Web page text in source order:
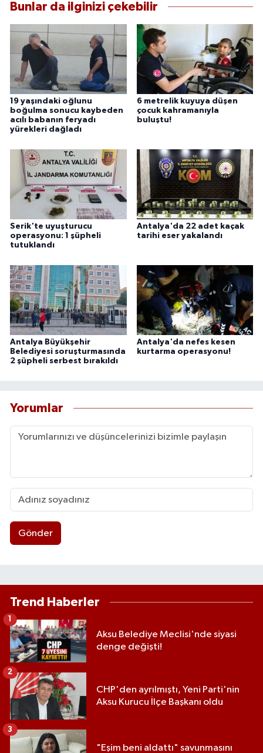
Bunlar da ilginizi çekebilir
19 yaşındaki oğlunu
boğulma sonucu kaybeden
acılı babanın feryadı
yürekleri dağladı
6 metrelik kuyuya düşen
çocuk kahramanıyla
buluştu!
Serik'te uyuşturucu
operasyonu: 1 şüpheli
tutuklandı
Antalya'da 22 adet kaçak
tarihi eser yakalandı
Antalya Büyükşehir
Belediyesi soruşturmasında
2 şüpheli serbest bırakıldı
Antalya'da nefes kesen
kurtarma operasyonu!
Yorumlar
Gönder
Trend Haberler
Aksu Belediye Meclisi'nde siyasi
denge değişti!
1
CHP'den ayrılmıştı, Yeni Parti'nin
Aksu Kurucu İlçe Başkanı oldu
2
"Eşim beni aldattı" savunmasını
3